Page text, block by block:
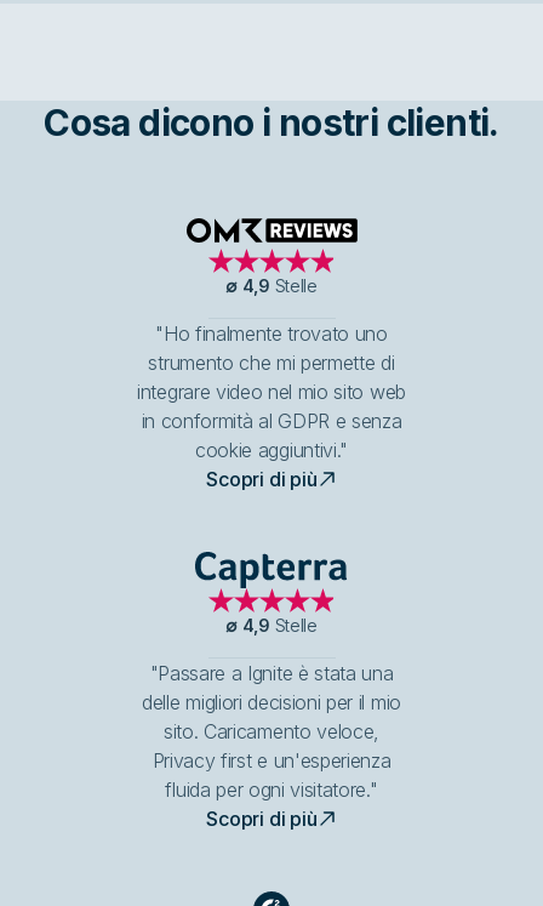
Cosa dicono i nostri clienti.
OMR Reviews
∅ 4,9 Stelle
"Ho finalmente trovato uno
strumento che mi permette di
integrare video nel mio sito web
in conformità al GDPR e senza
cookie aggiuntivi."
Scopri di più
Capterra
∅ 4,9 Stelle
"Passare a Ignite è stata una
delle migliori decisioni per il mio
sito. Caricamento veloce,
Privacy first e un'esperienza
fluida per ogni visitatore."
Scopri di più